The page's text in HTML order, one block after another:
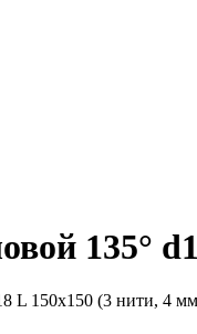
135°